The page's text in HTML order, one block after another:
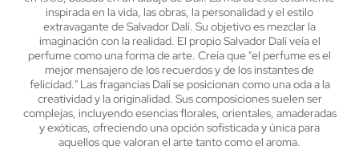
inspirada en la vida, las obras, la personalidad y el estilo
extravagante de Salvador Dalí. Su objetivo es mezclar la
imaginación con la realidad. El propio Salvador Dalí veía el
perfume como una forma de arte. Creía que "el perfume es el
mejor mensajero de los recuerdos y de los instantes de
felicidad." Las fragancias Dalí se posicionan como una oda a la
creatividad y la originalidad. Sus composiciones suelen ser
complejas, incluyendo esencias florales, orientales, amaderadas
y exóticas, ofreciendo una opción sofisticada y única para
aquellos que valoran el arte tanto como el aroma.